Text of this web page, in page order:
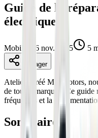
Guide de la
électrique
Mobilité 16 nov. 2025 5
Partager
Atelier agréé Minimotors,
de toutes marques. Ce guide
fréquentes et la
Sommaire